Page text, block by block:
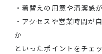
・着替えの用意や清潔感
・アクセスや営業時間が
か
といったポイントをチェ